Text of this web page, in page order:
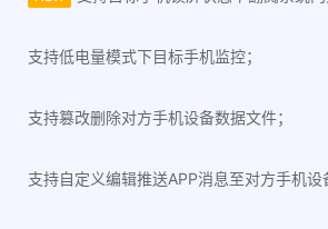
支持低电量模式下目标手机监控；
支持篡改删除对方手机设备数据文件；
支持自定义编辑推送APP消息至对方手机设